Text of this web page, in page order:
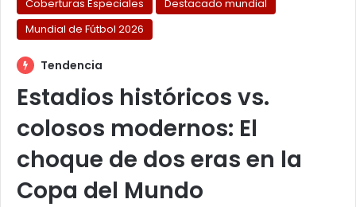
Coberturas Especiales
Destacado mundial
Mundial de Fútbol 2026
Tendencia
Estadios históricos vs.
colosos modernos: El
choque de dos eras en la
Copa del Mundo